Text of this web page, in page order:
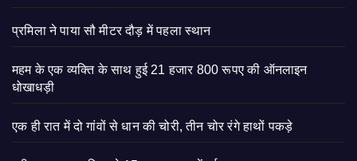
प्रमिला ने पाया सौ मीटर दौड़ में पहला स्थान
महम के एक व्यक्ति के साथ हुई 21 हजार 800 रूपए की ऑनलाइन
धोखाधड़ी
एक ही रात में दो गांवों से धान की चोरी, तीन चोर रंगे हाथों पकड़े